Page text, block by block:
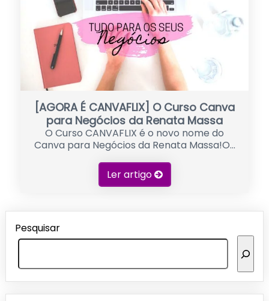
[AGORA É CANVAFLIX] O Curso Canva
para Negócios da Renata Massa
O Curso CANVAFLIX é o novo nome do
Canva para Negócios da Renata Massa!O...
Ler artigo
Pesquisar